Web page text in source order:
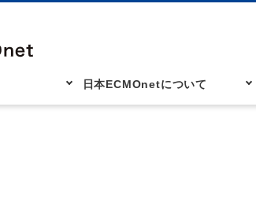
日本ECMOnetについて